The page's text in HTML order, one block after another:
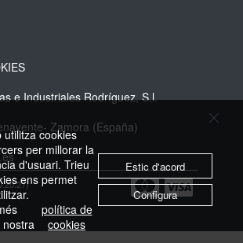
e Industriales Rodríguez, S.l.
Zamora (España)
utilitza cookies
per millorar la
d'usuari. Trieu
ens permet
nostra
política de
cookies
Estic d'acord
Configura